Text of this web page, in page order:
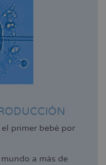
primer bebé por
a más de